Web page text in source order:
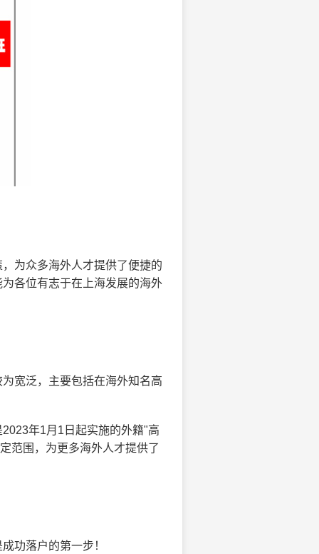
为众多海外人才提供了便捷的
各位有志于在上海发展的海外
宽泛，主要包括在海外知名高
年1月1日起实施的外籍"高
范围，为更多海外人才提供了
功落户的第一步！